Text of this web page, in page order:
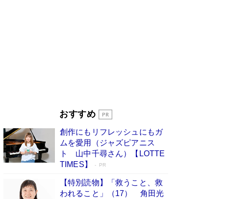
開発への関心を押し上げた18年の物語に幕 特装
Book Bang
友近氏、絶賛！ 鎌倉を舞台に、孤独を抱えた
人々が新たな一歩を踏み出す連作短篇集『海のほ
とりのプラネット』試し読み
おすすめ
創作にもリフレッシュにもガ
ムを愛用（ジャズピアニス
ト 山中千尋さん）【LOTTE
TIMES】
PR
【特別読物】「救うこと、救
われること」（17） 角田光